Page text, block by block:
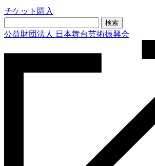
チケット購入
索:
公益財団法人 日本舞台芸術振興会